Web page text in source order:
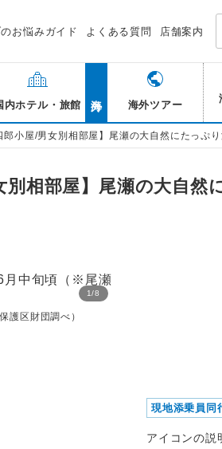
お悩みガイド よくある質問 店舗案内
内ホテル・旅館 海外ツアー
小屋/男女別相部屋】尾瀬の大自然にたっぷ
相部屋】尾瀬の大自然
1/8
区財団調べ） 尾瀬沼のニッコ
現地添乗員同
アイコンの説